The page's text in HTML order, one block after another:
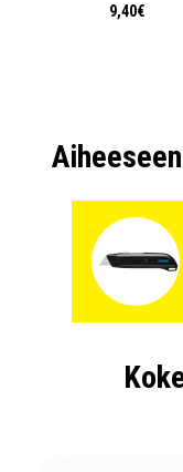
9,40€